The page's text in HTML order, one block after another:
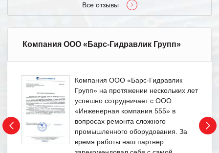
Все отзывы
Компания ООО «Барс-Гидравлик Групп»
Компания ООО «Барс-Гидравлик
Групп» на протяжении нескольких лет
успешно сотрудничает с ООО
«Инженерная компания 555» в
вопросах ремонта сложного
промышленного оборудования. За
время работы наш партнер